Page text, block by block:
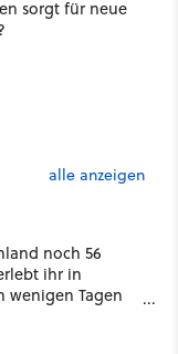
sorgt für neue
alle anzeigen
noch 56
ihr in
wenigen Tagen